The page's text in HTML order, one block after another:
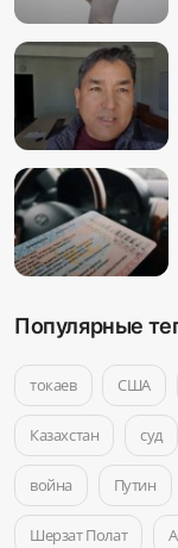
Популярные
токаев США
Казахстан суд
война Путин
Шерзат Полат